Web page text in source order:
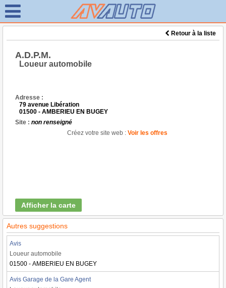
Retour à la liste
A.D.P.M.
Loueur automobile
Adresse :
79 avenue Libération
01500 - AMBERIEU EN BUGEY
Site : non renseigné
Créez votre site web : Voir les offres
Afficher la carte
Autres suggestions
Avis
Loueur automobile
01500 - AMBERIEU EN BUGEY
Avis Garage de la Gare Agent